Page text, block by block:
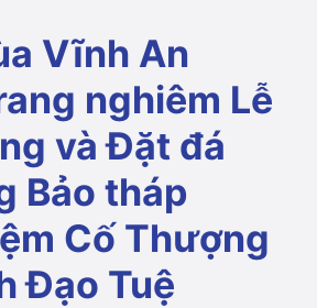
Vĩnh An
nghiêm Lễ
và Đặt đá
Bảo tháp
Cố Thượng
Đạo Tuệ